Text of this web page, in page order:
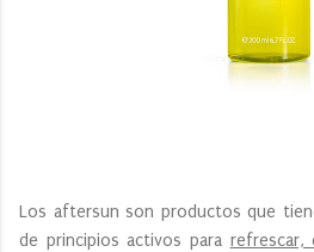
Los aftersun son productos que
de principios activos para refrescar,